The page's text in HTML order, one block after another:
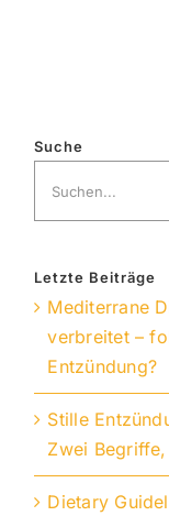
Suche
nach:
Letzte Beiträge
Mediterrane
verbreitet –
Entzündung?
Stille
Zwei
Dietary